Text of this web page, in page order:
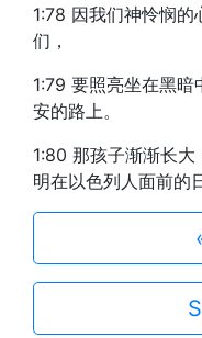
1:78 因我们神怜悯
们，
1:79 要照亮坐在黑
安的路上。
1:80 那孩子渐渐长
明在以色列人面前的